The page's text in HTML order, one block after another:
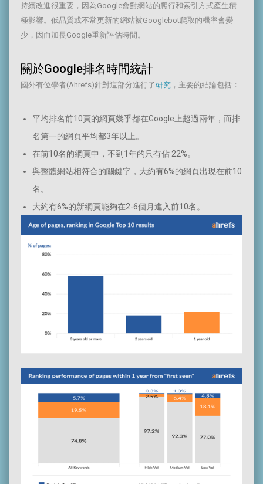
持續改進很重要，因為Google會對網站的爬行和索引方式產生積
極影響。低品質或不常更新的網站被Googlebot爬取的機率會變
少，因而加長Google重新評估時間。
關於Google排名時間統計
國外有位學者(Ahrefs)針對這部分進行了研究 ，主要的結論包括：
平均排名前10頁的網頁幾乎都在Google上超過兩年，而排
名第一的網頁平均都3年以上。
在前10名的網頁中，不到1年的只有佔 22%。
與整體網站相符合的關鍵字，大約有6%的網頁出現在前10
名。
大約有6%的新網頁能夠在2-6個月進入前10名。